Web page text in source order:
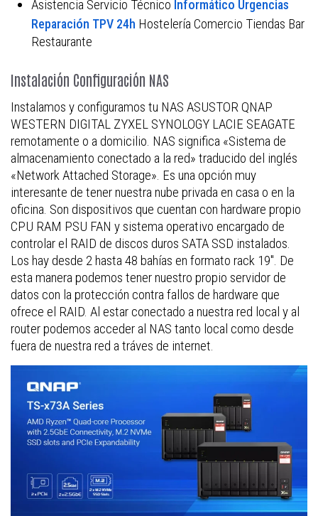
Asistencia Servicio Técnico Informático Urgencias
Reparación TPV 24h Hostelería Comercio Tiendas Bar
Restaurante
Instalación Configuración NAS
Instalamos y configuramos tu NAS ASUSTOR QNAP
WESTERN DIGITAL ZYXEL SYNOLOGY LACIE SEAGATE
remotamente o a domicilio. NAS significa «Sistema de
almacenamiento conectado a la red» traducido del inglés
«Network Attached Storage». Es una opción muy
interesante de tener nuestra nube privada en casa o en la
oficina. Son dispositivos que cuentan con hardware propio
CPU RAM PSU FAN y sistema operativo encargado de
controlar el RAID de discos duros SATA SSD instalados.
Los hay desde 2 hasta 48 bahías en formato rack 19″. De
esta manera podemos tener nuestro propio servidor de
datos con la protección contra fallos de hardware que
ofrece el RAID. Al estar conectado a nuestra red local y al
router podemos acceder al NAS tanto local como desde
fuera de nuestra red a tráves de internet.